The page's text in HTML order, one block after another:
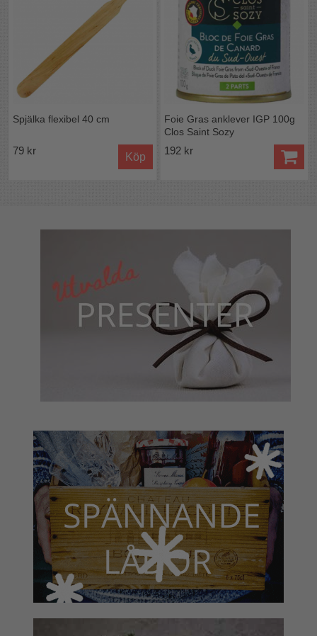
Spjälka flexibel 40 cm
79 kr
Köp
Foie Gras anklever IGP 100g
Clos Saint Sozy
192 kr